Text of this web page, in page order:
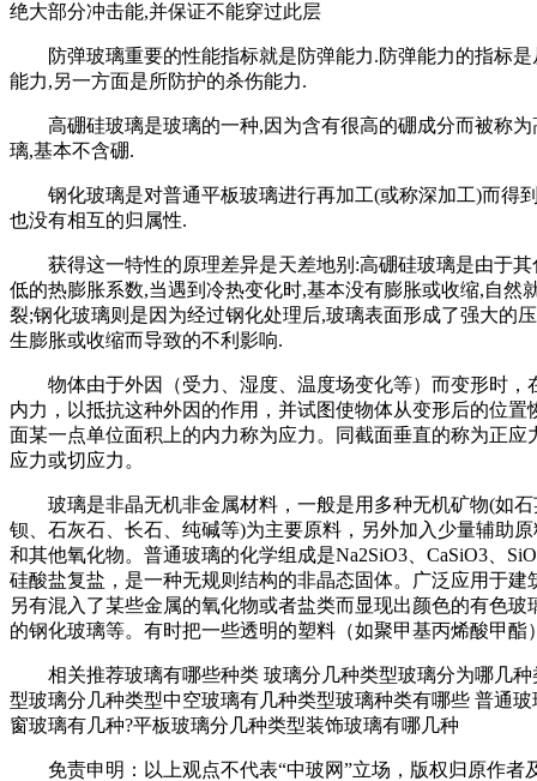
绝大部分冲击能,并保证不能穿过此层
防弹玻璃重要的性能指标就是防弹能力.防弹能力的指标是
能力,另一方面是所防护的杀伤能力.
高硼硅玻璃是玻璃的一种,因为含有很高的硼成分而被称为
璃,基本不含硼.
钢化玻璃是对普通平板玻璃进行再加工(或称深加工)而得
也没有相互的归属性.
获得这一特性的原理差异是天差地别:高硼硅玻璃是由于其
低的热膨胀系数,当遇到冷热变化时,基本没有膨胀或收缩,自然
裂;钢化玻璃则是因为经过钢化处理后,玻璃表面形成了强大的
生膨胀或收缩而导致的不利影响.
物体由于外因（受力、湿度、温度场变化等）而变形时，
内力，以抵抗这种外因的作用，并试图使物体从变形后的位
面某一点单位面积上的内力称为应力。同截面垂直的称为正
应力或切应力。
玻璃是非晶无机非金属材料，一般是用多种无机矿物(如石
钡、石灰石、长石、纯碱等)为主要原料，另外加入少量辅助
和其他氧化物。普通玻璃的化学组成是Na2SiO3、CaSiO3、
硅酸盐复盐，是一种无规则结构的非晶态固体。广泛应用于
另有混入了某些金属的氧化物或者盐类而显现出颜色的有色
的钢化玻璃等。有时把一些透明的塑料（如聚甲基丙烯酸甲酯
相关推荐玻璃有哪些种类 玻璃分几种类型玻璃分为哪几种
型玻璃分几种类型中空玻璃有几种类型玻璃种类有哪些 普通
窗玻璃有几种?平板玻璃分几种类型装饰玻璃有哪几种
免责申明：以上观点不代表“中玻网”立场，版权归原作者